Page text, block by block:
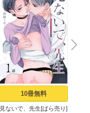
10冊無料
見ないで、先生[ばら売り]
N
e
x
t